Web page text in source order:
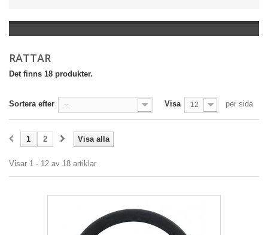
RATTAR
Det finns 18 produkter.
Sortera efter -- Visa 12 per sida
Visa alla
1 2
Visar 1 - 12 av 18 artiklar